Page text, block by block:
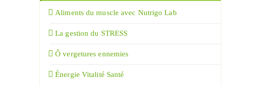
Aliments du muscle avec Nutrigo Lab
La gestion du STRESS
Ô vergetures ennemies
Énergie Vitalité Santé